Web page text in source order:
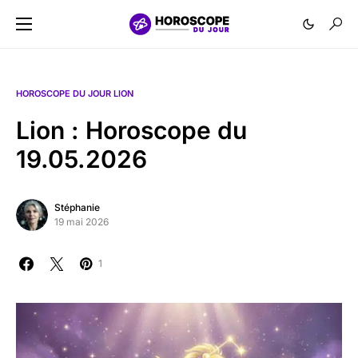
HOROSCOPE DU JOUR LION
Lion : Horoscope du
19.05.2026
Stéphanie
19 mai 2026
1